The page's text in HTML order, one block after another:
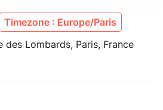
Timezone : Europe/Paris
des Lombards, Paris, France